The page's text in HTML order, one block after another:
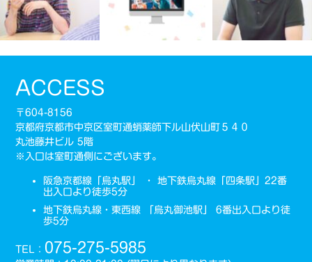
ACCESS
〒604-8156
京都府京都市中京区室町通蛸薬師下ル山伏山町５４０
丸池藤井ビル 5階
※入口は室町通側にございます。
阪急京都線「烏丸駅」 ・ 地下鉄烏丸線「四条駅」22番
出入口より徒歩5分
地下鉄烏丸線・東西線 「烏丸御池駅」 6番出入口より徒
歩5分
TEL： 075-275-5985